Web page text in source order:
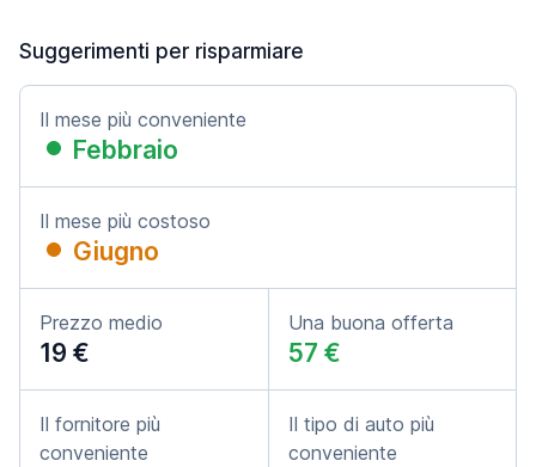
Suggerimenti per risparmiare
Il mese più conveniente
Febbraio
Il mese più costoso
Giugno
Prezzo medio
19 €
Una buona offerta
57 €
Il fornitore più
conveniente
Il tipo di auto più
conveniente